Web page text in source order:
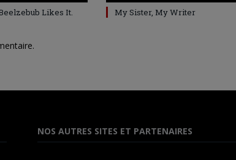
Likes It. My Sister, My Writer
NOS AUTRES SITES ET PARTENAIRES